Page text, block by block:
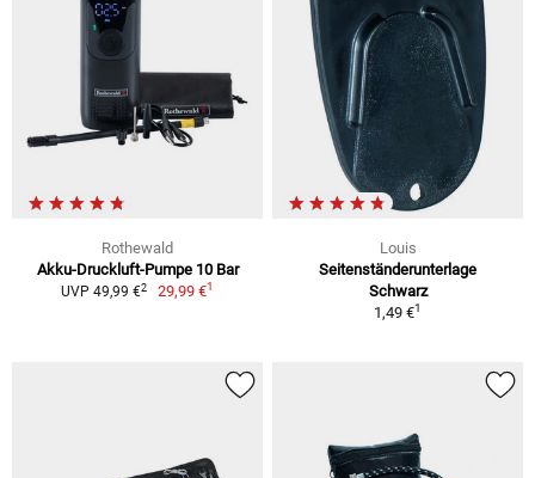
Rothewald
Akku-Druckluft-Pumpe 10 Bar
UVP 49,99 €2 29,99 €1
Louis
Seitenständerunterlage
Schwarz
1,49 €1